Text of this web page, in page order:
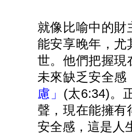
就像比喻中的財
能安享晚年，尤
世。他們把握現
未來缺乏安全感
慮」 (太6:34)。
聲，現在能擁有
安全感，這是人